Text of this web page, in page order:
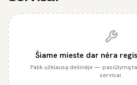
Šiame mieste dar nėra
Palik užklausą dešinėje — pasiūlymą
servisai.